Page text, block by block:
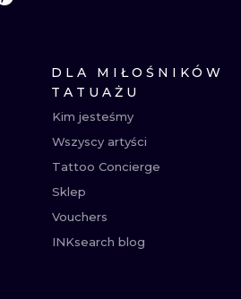
DLA MIŁOŚNIKÓW
TATUAŻU
Kim jesteśmy
Wszyscy artyści
Tattoo Concierge
Sklep
Vouchers
INKsearch blog